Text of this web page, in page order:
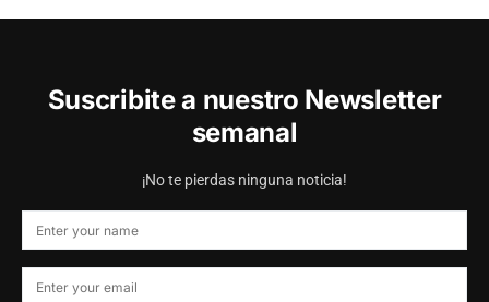
Suscribite a nuestro Newsletter
semanal
¡No te pierdas ninguna noticia!